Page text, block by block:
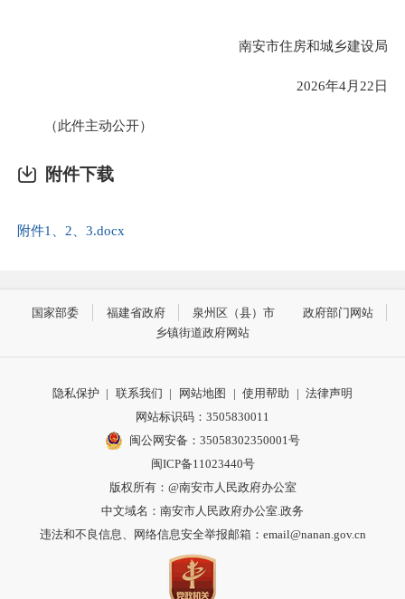
南安市住房和城乡建设局
2026年4月22日
（此件主动公开）
附件下载
附件1、2、3.docx
国家部委 福建省政府 泉州区（县）市
政府部门网站
乡镇街道政府网站
隐私保护 | 联系我们 | 网站地图 | 使用帮助 | 法律声明
网站标识码：3505830011
闽公网安备：35058302350001号
闽ICP备11023440号
版权所有：@南安市人民政府办公室
中文域名：南安市人民政府办公室.政务
违法和不良信息、网络信息安全举报邮箱：email@nanan.gov.cn